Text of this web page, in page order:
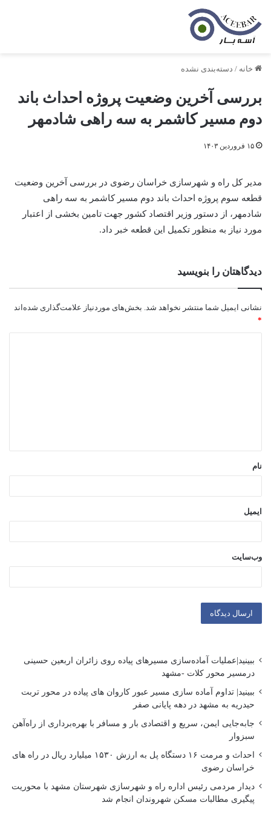
خانه / دسته‌بندی نشده
بررسی آخرین وضعیت پروژه احداث باند
دوم مسیر کاشمر به سه‌ راهی شادمهر
۱۵ فروردین ۱۴۰۳
مدیر کل راه و شهرسازی خراسان رضوی در بررسی آخرین وضعیت
قطعه سوم پروژه احداث باند دوم مسیر کاشمر به سه راهی
شادمهر، از دستور وزیر اقتصاد کشور جهت تامین بخشی از اعتبار
مورد نیاز به منظور تکمیل این قطعه خبر داد.
دیدگاهتان را بنویسید
نشانی ایمیل شما منتشر نخواهد شد. بخش‌های موردنیاز علامت‌گذاری شده‌اند
*
*
نام
ایمیل
وب‌سایت
ببینید|عملیات آماده‌سازی مسیرهای پیاده روی زائران اربعین حسینی
درمسیر محور کلات -مشهد
ببینید| تداوم آماده سازی مسیر عبور کاروان های پیاده در محور تربت
حیدریه به مشهد در دهه پایانی صفر
جابه‌جایی ایمن، سریع و اقتصادی بار و مسافر با بهره‌برداری از راه‌آهن
سبزوار
احداث و مرمت ۱۶ دستگاه پل به ارزش ۱۵۳۰ میلیارد ریال در راه های
خراسان رضوی
دیدار مردمی رئیس اداره راه و شهرسازی شهرستان مشهد با محوریت
پیگیری مطالبات مسکن شهروندان انجام شد